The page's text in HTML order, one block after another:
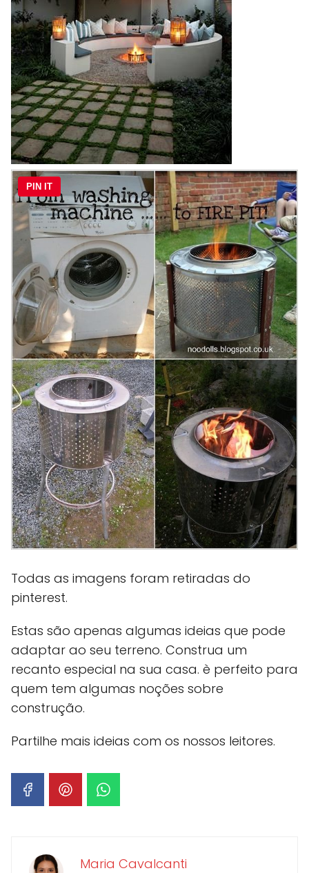
PIN IT
Todas as imagens foram retiradas do
pinterest.
Estas são apenas algumas ideias que pode
adaptar ao seu terreno. Construa um
recanto especial na sua casa. è perfeito para
quem tem algumas noções sobre
construção.
Partilhe mais ideias com os nossos leitores.
Maria Cavalcanti